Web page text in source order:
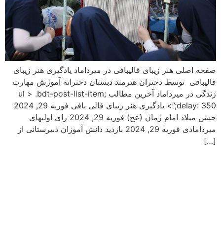
صفحه اصلی هنر زیبای قالیبافی در میرداماد یادگیری هنر زیبای
قالیبافی توسط دختران هنرمند دبستان دخترانه آموزش مهارت
زندگی در میرداماد آخرین مطالب ul > .bdt-post-list-item;
delay: 350;”> یادگیری هنر زیبای قالی بافی فوریه 29, 2024
جشن میلاد امام زمان (عج) فوریه 29, 2024 رای اولیهای
میردامادی فوریه 29, 2024 بازدید دانش آموزان دبیرستانی از
[…]